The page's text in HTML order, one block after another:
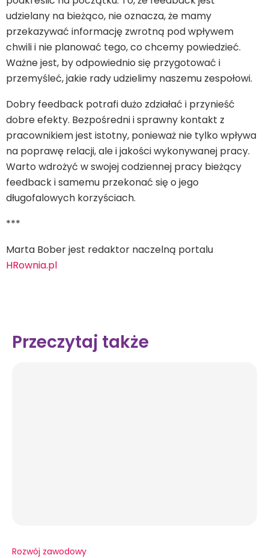
udzielany na bieżąco, nie oznacza, że mamy
przekazywać informację zwrotną pod wpływem
chwili i nie planować tego, co chcemy powiedzieć.
Ważne jest, by odpowiednio się przygotować i
przemyśleć, jakie rady udzielimy naszemu zespołowi.
Dobry feedback potrafi dużo zdziałać i przynieść
dobre efekty. Bezpośredni i sprawny kontakt z
pracownikiem jest istotny, ponieważ nie tylko wpływa
na poprawę relacji, ale i jakości wykonywanej pracy.
Warto wdrożyć w swojej codziennej pracy bieżący
feedback i samemu przekonać się o jego
długofalowych korzyściach.
***
Marta Bober jest redaktor naczelną portalu
HRownia.pl
Przeczytaj także
Rozwój zawodowy